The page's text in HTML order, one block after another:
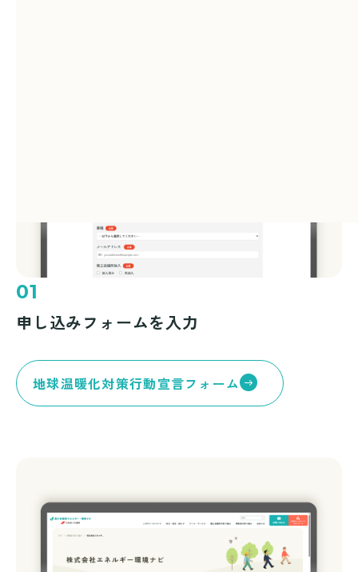
01
申し込みフォームを入力
地球温暖化対策行動宣言フォーム